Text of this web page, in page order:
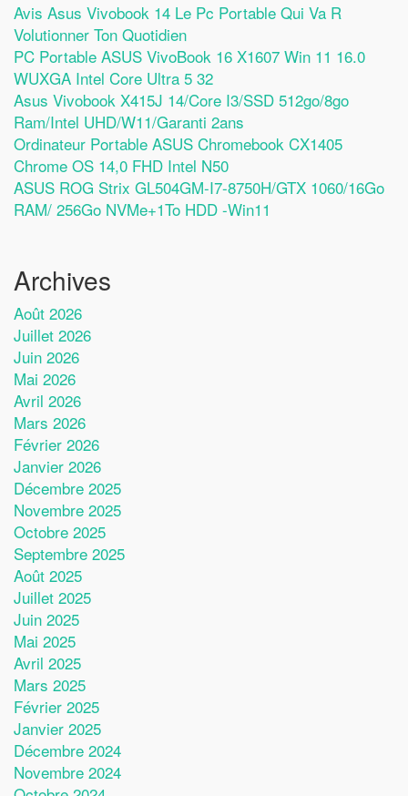
Avis Asus Vivobook 14 Le Pc Portable Qui Va R
Volutionner Ton Quotidien
PC Portable ASUS VivoBook 16 X1607 Win 11 16.0
WUXGA Intel Core Ultra 5 32
Asus Vivobook X415J 14/Core I3/SSD 512go/8go
Ram/Intel UHD/W11/Garanti 2ans
Ordinateur Portable ASUS Chromebook CX1405
Chrome OS 14,0 FHD Intel N50
ASUS ROG Strix GL504GM-I7-8750H/GTX 1060/16Go
RAM/ 256Go NVMe+1To HDD -Win11
Archives
Août 2026
Juillet 2026
Juin 2026
Mai 2026
Avril 2026
Mars 2026
Février 2026
Janvier 2026
Décembre 2025
Novembre 2025
Octobre 2025
Septembre 2025
Août 2025
Juillet 2025
Juin 2025
Mai 2025
Avril 2025
Mars 2025
Février 2025
Janvier 2025
Décembre 2024
Novembre 2024